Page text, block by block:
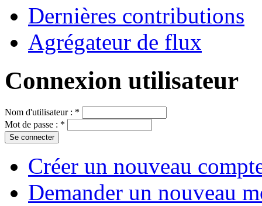
Dernières contributions
Agrégateur de flux
Connexion utilisateur
Nom d'utilisateur : *
Mot de passe : *
Créer un nouveau
Demander un nouveau